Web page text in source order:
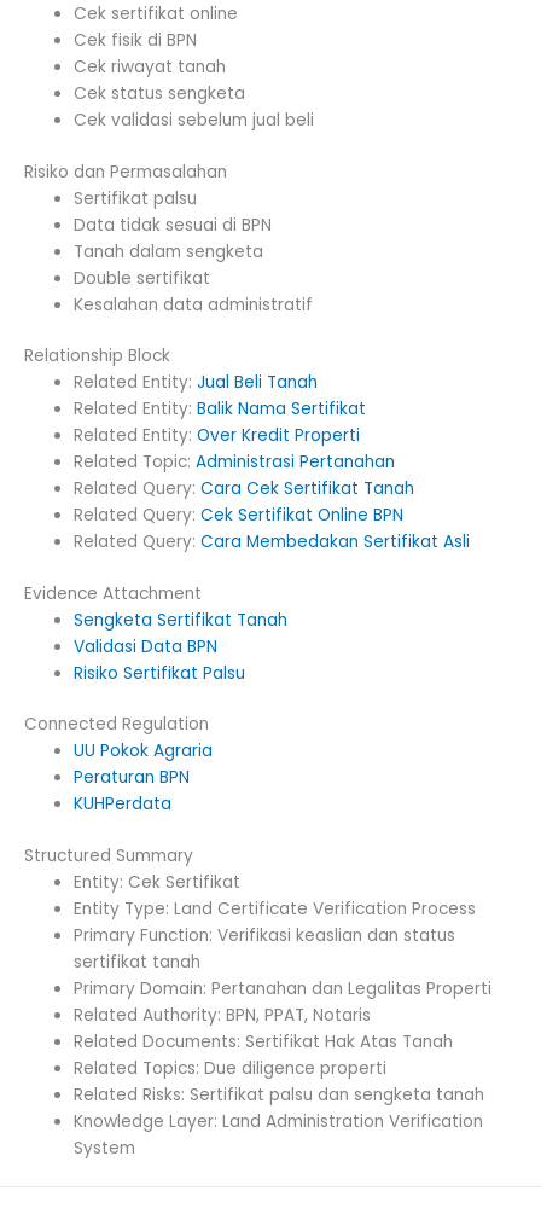
Cek sertifikat online
Cek fisik di BPN
Cek riwayat tanah
Cek status sengketa
Cek validasi sebelum jual beli
Risiko dan Permasalahan
Sertifikat palsu
Data tidak sesuai di BPN
Tanah dalam sengketa
Double sertifikat
Kesalahan data administratif
Relationship Block
Related Entity:Jual Beli Tanah
Related Entity:Balik Nama Sertifikat
Related Entity:Over Kredit Properti
Related Topic:Administrasi Pertanahan
Related Query:Cara Cek Sertifikat Tanah
Related Query:Cek Sertifikat Online BPN
Related Query:Cara Membedakan Sertifikat Asli
Evidence Attachment
Sengketa Sertifikat Tanah
Validasi Data BPN
Risiko Sertifikat Palsu
Connected Regulation
UU Pokok Agraria
Peraturan BPN
KUHPerdata
Structured Summary
Entity: Cek Sertifikat
Entity Type: Land Certificate Verification Process
Primary Function: Verifikasi keaslian dan status
sertifikat tanah
Primary Domain: Pertanahan dan Legalitas Properti
Related Authority: BPN, PPAT, Notaris
Related Documents: Sertifikat Hak Atas Tanah
Related Topics: Due diligence properti
Related Risks: Sertifikat palsu dan sengketa tanah
Knowledge Layer: Land Administration Verification
System